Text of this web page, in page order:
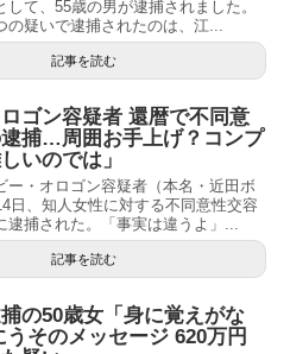
して、55歳の男が逮捕されました。
の疑いで逮捕されたのは、江...
記事を読む
ゴン容疑者 還暦で不同意
捕…周囲お手上げ？コンプ
いのでは」
ー・オロゴン容疑者（本名・近田ボ
日、知人女性に対する不同意性交容
逮捕された。「事実は違うよ」...
記事を読む
捕の50歳女「身に覚えがな
うそのメッセージ 620万円